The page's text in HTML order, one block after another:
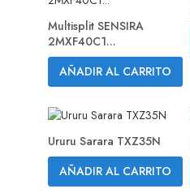
Multisplit SENSIRA
2MXF40C1...
AÑADIR AL CARRITO
Ururu Sarara TXZ35N
AÑADIR AL CARRITO